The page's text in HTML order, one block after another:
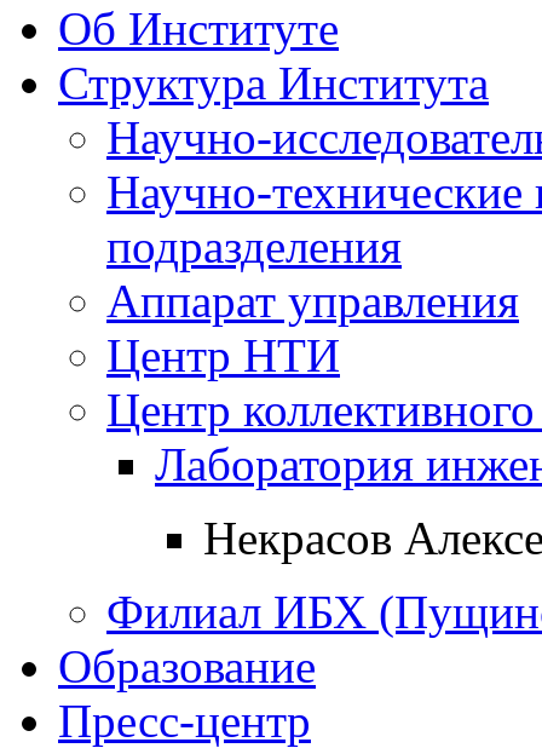
Об Институте
Структура Института
Научно-
Научно-технические
подразделения
Аппарат управления
Центр НТИ
Центр
Лаборатория
Некрасов
Филиал ИБХ
Образование
Пресс-центр